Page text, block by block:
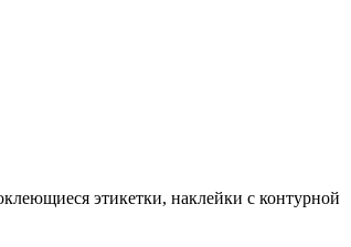
этикетки, наклейки с контурной